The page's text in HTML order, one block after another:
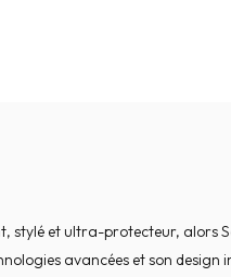
stylé et ultra-protecteur, alors
avancées et son design